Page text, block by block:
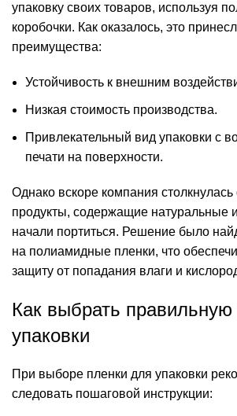
упаковку своих товаров, используя
коробочки. Как оказалось, это
преимущества:
Устойчивость к внешним
Низкая стоимость производства.
Привлекательный вид упаковки с
печати на поверхности.
Однако вскоре компания
продукты, содержащие натуральные
начали портиться. Решение было
на полиамидные пленки, что
защиту от попадания влаги и
Как выбрать
упаковки
При выборе пленки для упаковки
следовать пошаговой инструкции: